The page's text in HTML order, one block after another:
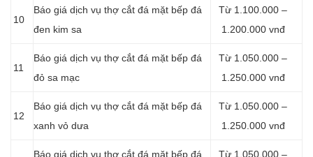
10
Báo giá dịch vụ thợ cắt đá mặt bếp đá
đen kim sa
Từ 1.100.000 –
1.200.000 vnđ
11
Báo giá dịch vụ thợ cắt đá mặt bếp đá
đỏ sa mạc
Từ 1.050.000 –
1.250.000 vnđ
12
Báo giá dịch vụ thợ cắt đá mặt bếp đá
xanh vỏ dưa
Từ 1.050.000 –
1.250.000 vnđ
Báo giá dịch vụ thợ cắt đá mặt bếp đá
Từ 1.050.000 –